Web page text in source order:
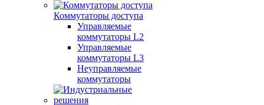
Коммутаторы доступа
Управляемые
коммутаторы L2
Управляемые
коммутаторы L3
Неуправляемые
коммутаторы